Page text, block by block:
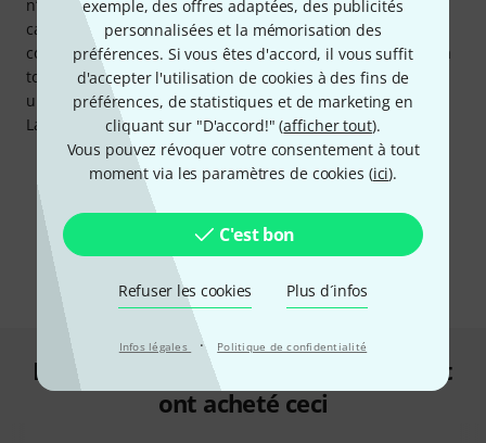
exemple, des offres adaptées, des publicités
personnalisées et la mémorisation des
préférences. Si vous êtes d'accord, il vous suffit
d'accepter l'utilisation de cookies à des fins de
préférences, de statistiques et de marketing en
cliquant sur "D'accord!" (afficher tout).
Vous pouvez révoquer votre consentement à tout
moment via les paramètres de cookies (ici).
C'est bon
Refuser les cookies Plus d´infos
Infos légales · Politique de confidentialité
n’oublions pas la Focusrite Red Plug-in Suite, qui offre un
canal de mixage complet, y compris égaliseur, de-esser,
compresseur, limiteur, gate et expandeur. Pour apporter la
touche finale aux projets, le pack logiciel est complété par
un abonnement de deux mois aux outils de mastering
Landr Studio.
Les clients qui ont regardé ce produit
ont acheté ceci